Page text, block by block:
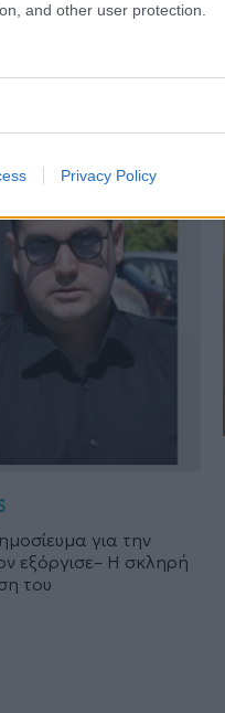
and other user protection.
Privacy Policy
στον ΑΝΤ1 – Δείτε
«Αποκαλύψεων»
για την
εξόργισε– Η σκληρή
του